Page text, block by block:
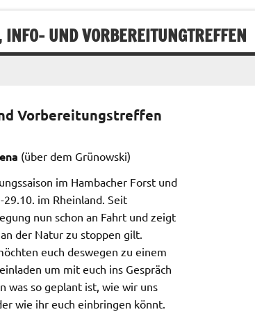
UND VORBEREITUNGTREFFEN
Vorbereitungstreffen
(über dem Grünowski)
im Hambacher Forst und
im Rheinland. Seit
nun schon an Fahrt und zeigt
der Natur zu stoppen gilt.
euch deswegen zu einem
um mit euch ins Gespräch
was so geplant ist, wie wir uns
wie ihr euch einbringen könnt.